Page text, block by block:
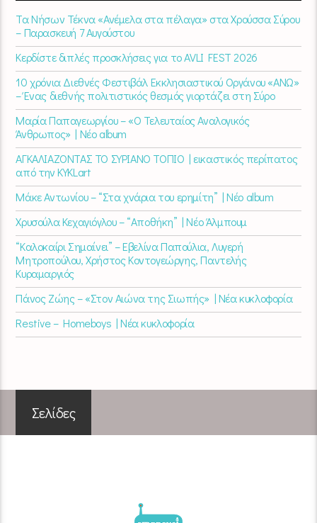
Τα Νήσων Τέκνα «Ανέμελα στα πέλαγα» στα Χρούσσα Σύρου
– Παρασκευή 7 Αυγούστου
Κερδίστε διπλές προσκλήσεις για το AVLI FEST 2026
10 χρόνια Διεθνές Φεστιβάλ Εκκλησιαστικού Οργάνου «ΑΝΩ»
– Ένας διεθνής πολιτιστικός θεσμός γιορτάζει στη Σύρο​
Μαρία Παπαγεωργίου – «Ο Τελευταίος Αναλογικός
Άνθρωπος» | Νέο album
ΑΓΚΑΛΙΑΖΟΝΤΑΣ ΤΟ ΣΥΡΙΑΝΟ ΤΟΠΙΟ | εικαστικός περίπατος
από την KYKLart
Μάκε Αντωνίου – “Στα χνάρια του ερημίτη” | Νέο album
Χρυσούλα Κεχαγιόγλου – “Αποθήκη” | Νέο Άλμπουμ
“Καλοκαίρι Σημαίνει” – Εβελίνα Παπούλια, Λυγερή
Μητροπούλου, Χρήστος Κοντογεώργης, Παντελής
Κυραμαργιός
Πάνος Ζώης – «Στον Αιώνα της Σιωπής» | Νέα κυκλοφορία
Restive – Homeboys | Νέα κυκλοφορία
Σελίδες